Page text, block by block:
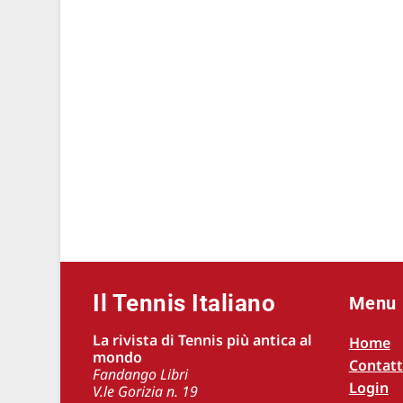
Il Tennis Italiano
La rivista di Tennis più antica al
mondo
Fandango Libri
V.le Gorizia n. 19
Menu
Home
Login